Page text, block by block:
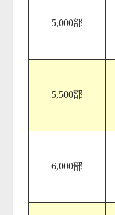
5,000部
5,500部
6,000部